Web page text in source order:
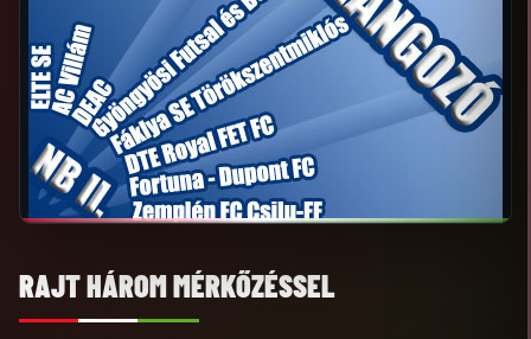
RAJT HÁROM MÉRKŐZÉSSEL